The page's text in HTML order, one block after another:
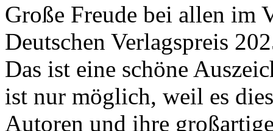
Große Freude bei allen im
Deutschen Verlagspreis
Das ist eine schöne
ist nur möglich, weil es
Autoren und ihre